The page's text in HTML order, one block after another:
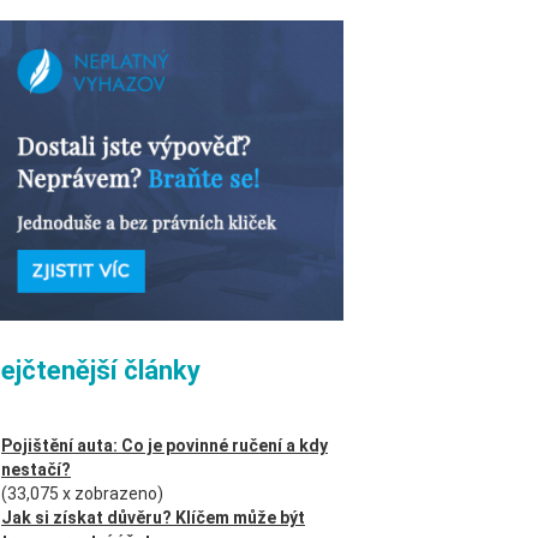
články
Pojištění auta: Co je povinné ručení a kdy
nestačí?
(33,075 x zobrazeno)
Jak si získat důvěru? Klíčem může být